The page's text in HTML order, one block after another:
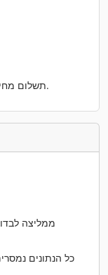
תשלום מחיר הרכישה יינתן רק לאחר מסירת הסחורה.
כל הנתונים